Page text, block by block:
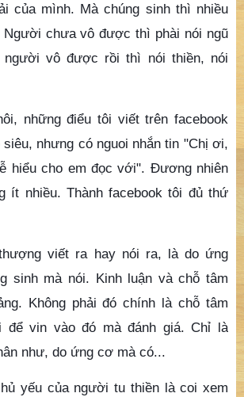
của mình. Mà chúng sinh thì nhiều
chưa vô được thì phài nói ngũ
người vô được rồi thì nói thiền, nói
những điểu tôi viết trên facebook
nhưng có nguoi nhắn tin "Chị ơi,
hiểu cho em đọc với". Đương nhiên
ít nhiều. Thành facebook tôi đủ thứ
viết ra hay nói ra, là do ứng
sinh mà nói. Kinh luận và chỗ tâm
Không phải đó chính là chỗ tâm
để vin vào đó mà đánh giá. Chỉ là
như, do ứng cơ mà có...
yếu của người tu thiền là coi xem